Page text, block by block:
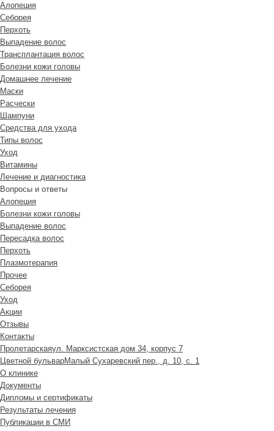
Алопеция
Себорея
Перхоть
Выпадение волос
Трансплантация волос
Болезни кожи головы
Домашнее лечение
Маски
Расчески
Шампуни
Средства для ухода
Типы волос
Уход
Витамины
Лечение и диагностика
Вопросы и ответы
Алопеция
Болезни кожи головы
Выпадение волос
Пересадка волос
Перхоть
Плазмотерапия
Прочее
Себорея
Уход
Акции
Отзывы
Контакты
Пролетарскаяул. Марксистская дом 34, корпус 7
Цветной бульварМалый Сухаревский пер., д. 10, с. 1
О клинике
Документы
Дипломы и сертификаты
Результаты лечения
Публикации в СМИ